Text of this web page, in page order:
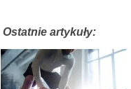
Ostatnie artykuły: